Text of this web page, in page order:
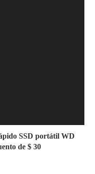
SSD portátil WD
de $ 30